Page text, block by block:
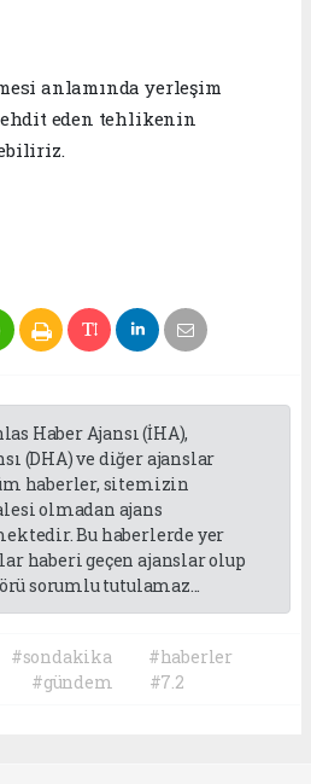
anlamında yerleşim
eden tehlikenin
Haber Ajansı (İHA),
(DHA) ve diğer ajanslar
haberler, sitemizin
olmadan ajans
Bu haberlerde yer
haberi geçen ajanslar olup
sorumlu tutulamaz...
#sondakika
#haberler
#gündem #7.2